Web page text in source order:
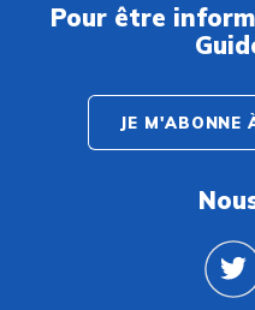
Pour être
JE M'ABONNE